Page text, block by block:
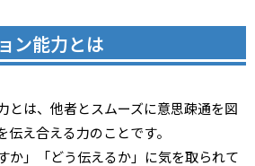
ン能力とは
とは、他者とスムーズに意思疎通を図
伝え合える力のことです。
か」「どう伝えるか」に気を取られて